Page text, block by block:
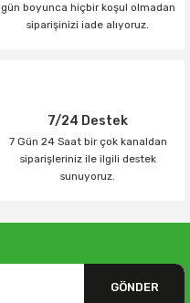
gün boyunca hiçbir koşul olmadan
siparişinizi iade alıyoruz.
7/24 Destek
7 Gün 24 Saat bir çok kanaldan
siparişleriniz ile ilgili destek
sunuyoruz.
GÖNDER